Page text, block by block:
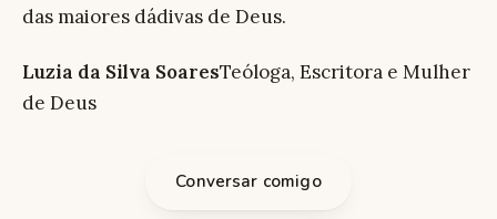
das maiores dádivas de Deus.
Luzia da Silva SoaresTeóloga, Escritora e Mulher
de Deus
Conversar comigo